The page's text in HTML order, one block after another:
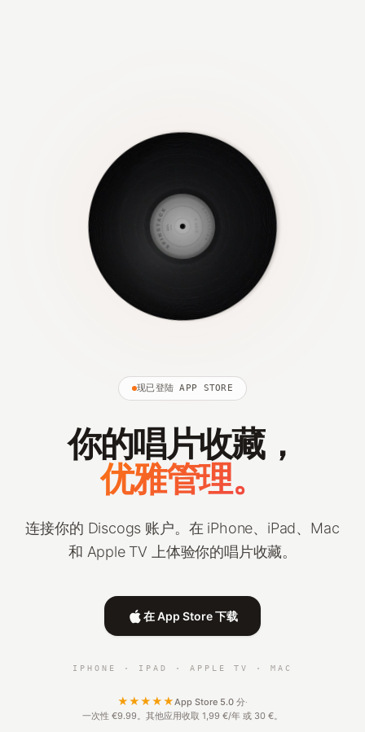
现已登陆 APP STORE
你的唱片收藏，
优雅管理。
连接你的 Discogs 账户。在 iPhone、iPad、Mac
和 Apple TV 上体验你的唱片收藏。
在 App Store 下载
IPHONE · IPAD · APPLE TV · MAC
★★★★★App Store 5.0 分·
一次性 €9.99。其他应用收取 1,99 €/年 或 30 €。